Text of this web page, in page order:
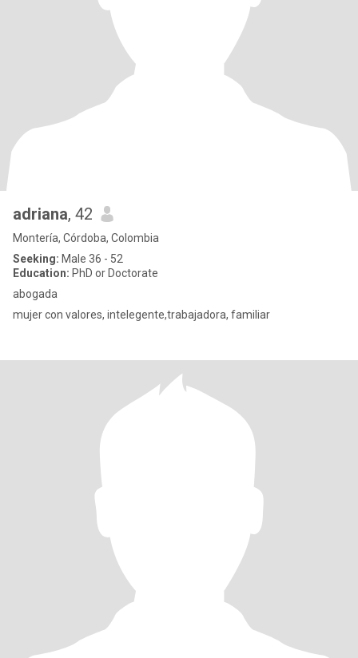
adriana, 42
Montería, Córdoba, Colombia
Seeking: Male 36 - 52
Education: PhD or Doctorate
abogada
mujer con valores, intelegente,trabajadora, familiar